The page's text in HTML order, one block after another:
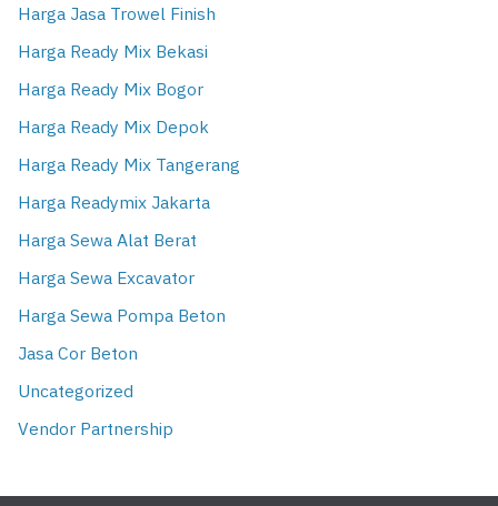
Harga Jasa Trowel Finish
Harga Ready Mix Bekasi
Harga Ready Mix Bogor
Harga Ready Mix Depok
Harga Ready Mix Tangerang
Harga Readymix Jakarta
Harga Sewa Alat Berat
Harga Sewa Excavator
Harga Sewa Pompa Beton
Jasa Cor Beton
Uncategorized
Vendor Partnership